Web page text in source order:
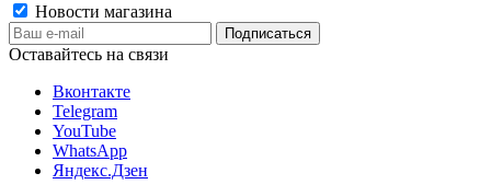
Новости магазина
Оставайтесь на связи
Вконтакте
Telegram
YouTube
WhatsApp
Яндекс.Дзен